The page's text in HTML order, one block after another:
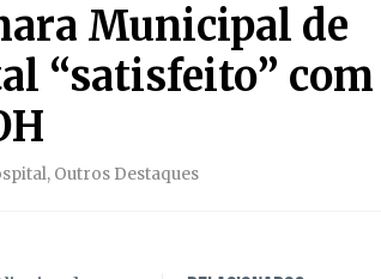
Municipal de
“satisfeito” com
, Outros Destaques